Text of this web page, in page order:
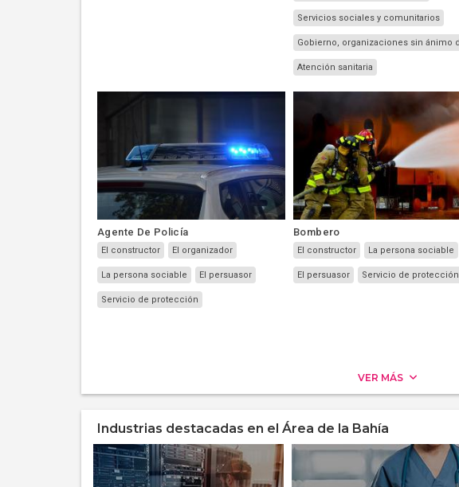
Servicios sociales y comunitarios
Atención sanitaria
Agente De Policía
El constructor El organizador
La persona sociable El persuasor
Servicio de protección
Bombero
El constructor La persona sociable
El persuasor Servicio de protección
VER MÁS
Industrias destacadas en el Área de la Bahía